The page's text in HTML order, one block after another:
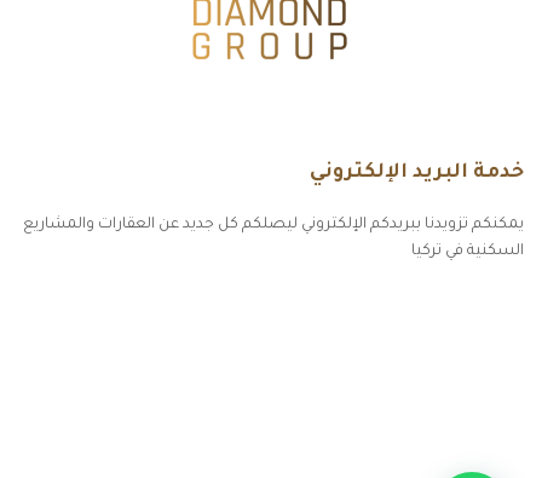
خدمة البريد الإلكتروني
يمكنكم تزويدنا ببريدكم الإلكتروني ليصلكم كل جديد عن العقارات والمشاريع
السكنية في تركيا